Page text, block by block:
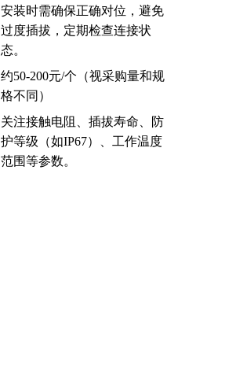
安装时需确保正确对位，避免
过度插拔，定期检查连接状
态。
约50-200元/个（视采购量和规
格不同）
关注接触电阻、插拔寿命、防
护等级（如IP67）、工作温度
范围等参数。